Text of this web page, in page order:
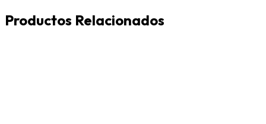
Productos Relacionados